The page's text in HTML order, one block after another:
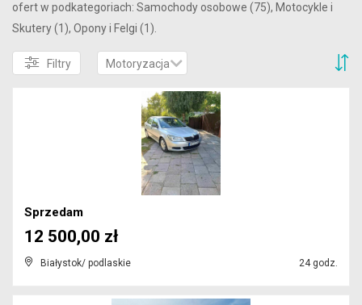
ofert w podkategoriach: Samochody osobowe (75), Motocykle i
Skutery (1), Opony i Felgi (1).
Filtry Motoryzacja
Sprzedam
Białystok/ podlaskie 24 godz.
12 500,00 zł